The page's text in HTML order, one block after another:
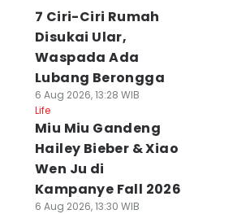
7 Ciri-Ciri Rumah
Disukai Ular,
Waspada Ada
Lubang Berongga
6 Aug 2026, 13:28 WIB
Life
Miu Miu Gandeng
Hailey Bieber & Xiao
Wen Ju di
Kampanye Fall 2026
6 Aug 2026, 13:30 WIB